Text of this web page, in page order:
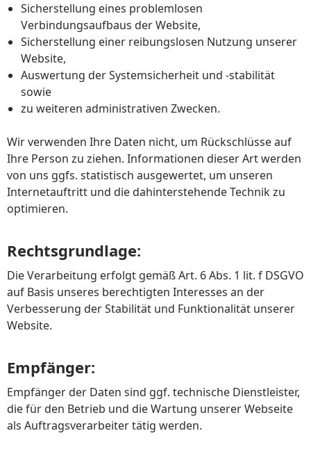
Sicherstellung eines problemlosen
Verbindungsaufbaus der Website,
Sicherstellung einer reibungslosen Nutzung unserer
Website,
Auswertung der Systemsicherheit und -stabilität
sowie
zu weiteren administrativen Zwecken.
Wir verwenden Ihre Daten nicht, um Rückschlüsse auf
Ihre Person zu ziehen. Informationen dieser Art werden
von uns ggfs. statistisch ausgewertet, um unseren
Internetauftritt und die dahinterstehende Technik zu
optimieren.
Rechtsgrundlage:
Die Verarbeitung erfolgt gemäß Art. 6 Abs. 1 lit. f DSGVO
auf Basis unseres berechtigten Interesses an der
Verbesserung der Stabilität und Funktionalität unserer
Website.
Empfänger:
Empfänger der Daten sind ggf. technische Dienstleister,
die für den Betrieb und die Wartung unserer Webseite
als Auftragsverarbeiter tätig werden.